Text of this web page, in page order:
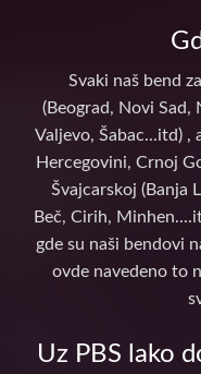
Svaki naš bend
(Beograd, Novi Sad,
Valjevo, Šabac...itd) ,
Hercegovini, Crnoj
Švajcarskoj (Banja
Beč, Cirih,
gde su naši bendovi
ovde navedeno to
Uz PBS lako